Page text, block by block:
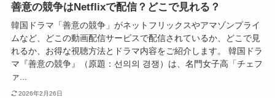
善意の競争はNetflixで配信？どこで見れる？
韓国ドラマ「善意の競争」がネットフリックスやアマゾンプライ
ムなど、どこの動画配信サービスで配信されているか、どこで見
れるか、お得な視聴方法とドラマ内容をご紹介します。 韓国ドラ
マ『善意の競争』（原題：선의의 경쟁）は、名門女子高「チェフ
ァ...
2026年2月26日